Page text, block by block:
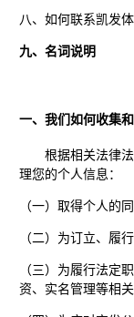
八、如何联系凯发
九、名词说明
一、我们如何收集
根据相关法律
理您的个人信息：
（一）取得个人的同
（二）为订立、履
（三）为履行法定
资、实名管理等相